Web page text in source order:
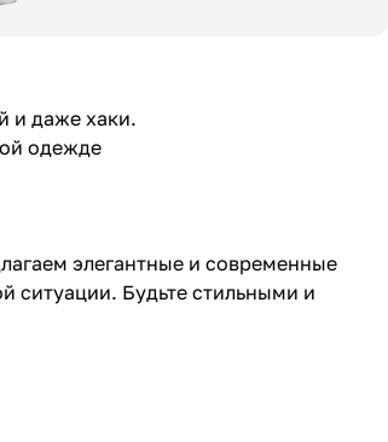
и даже хаки.
одежде
элегантные и современные
ситуации. Будьте стильными и